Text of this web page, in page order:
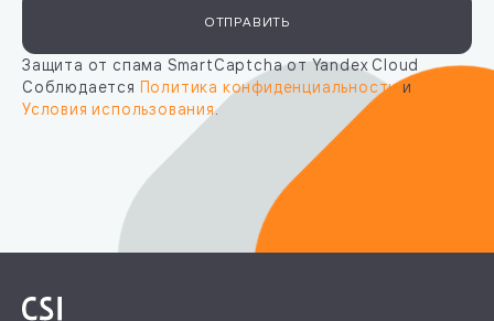
ОТПРАВИТЬ
Защита от спама SmartCaptcha от Yandex Cloud
Соблюдается Политика конфиденциальностии
Условия использования.